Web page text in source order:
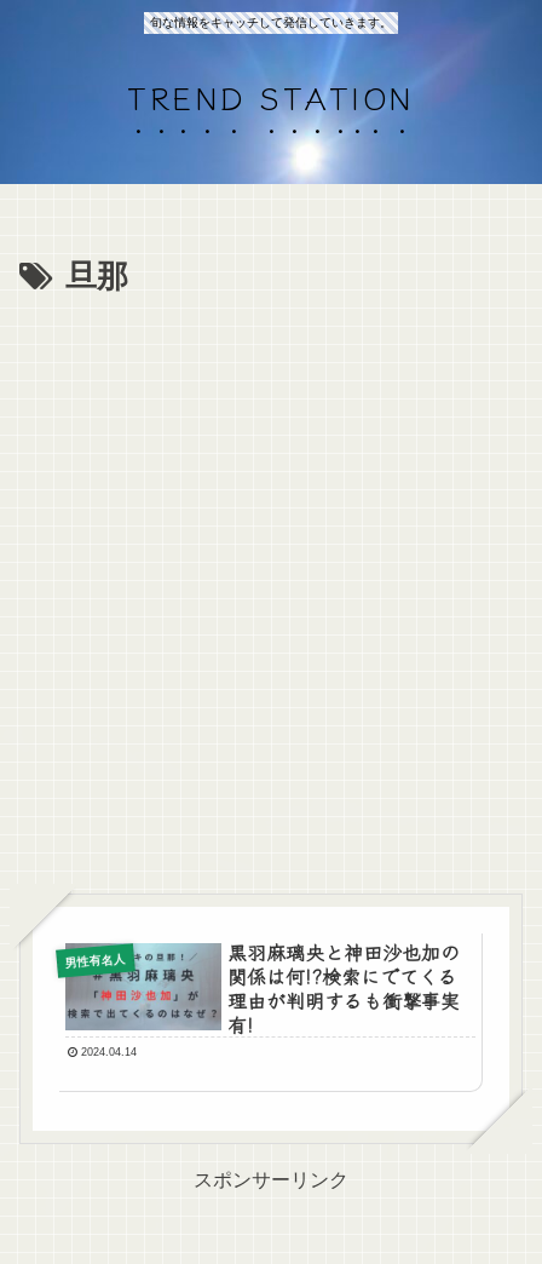
旬な情報をキャッチして発信していきます。
TREND STATION
旦那
男性有名人
黒羽麻璃央と神田沙也加の
関係は何!?検索にでてくる
理由が判明するも衝撃事実
有!
2024.04.14
スポンサーリンク